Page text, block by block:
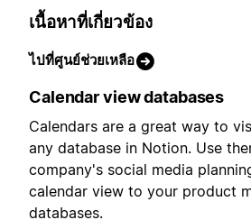
เนื้อหาที่เกี่ยวข้อง
ไปที่ศูนย์ช่วยเหลือ
Calendar view databases
Calendars are a great way to
any database in Notion. Use
company's social media
calendar view to your product
databases.